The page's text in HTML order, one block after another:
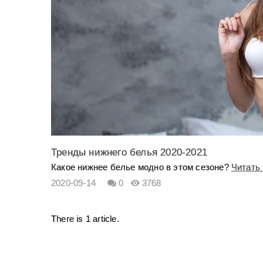
Тренды нижнего белья 2020-2021
Какое нижнее белье модно в этом сезоне? Читать
2020-09-14
0 3768
There is 1 article.